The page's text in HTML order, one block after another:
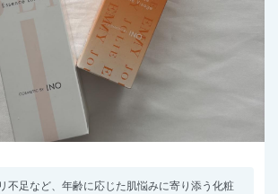
不足など、年齢に応じた肌悩みに寄り添う化粧